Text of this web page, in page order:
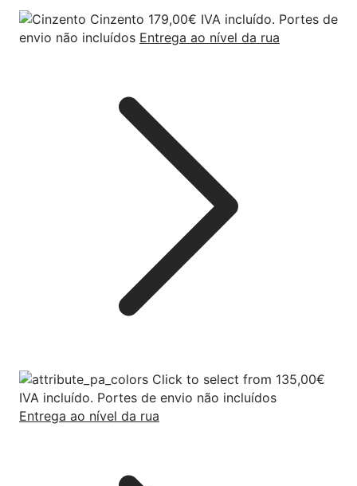
Cinzento 179,00€ IVA incluído. Portes de
envio não incluídos Entrega ao nível da rua
Click to select from 135,00€
IVA incluído. Portes de envio não incluídos
Entrega ao nível da rua